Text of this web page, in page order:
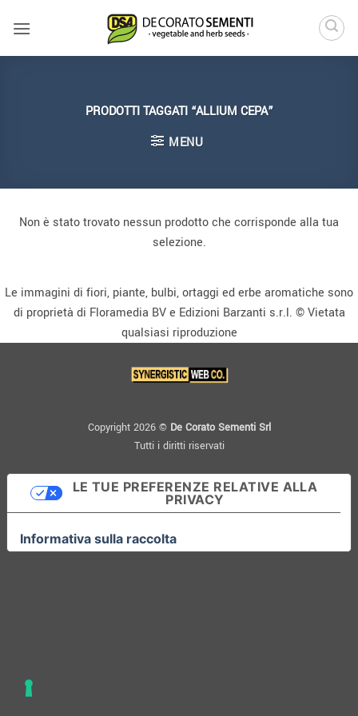
PRODOTTI TAGGATI “ALLIUM CEPA”
MENU
Non è stato trovato nessun prodotto che corrisponde alla tua
selezione.
Le immagini di fiori, piante, bulbi, ortaggi ed erbe aromatiche sono
di proprietà di Floramedia BV e Edizioni Barzanti s.r.l. © Vietata
qualsiasi riproduzione
Copyright 2026 © De Corato Sementi Srl
Tutti i diritti riservati
Informativa sulla raccolta
LE TUE PREFERENZE RELATIVE ALLA
PRIVACY